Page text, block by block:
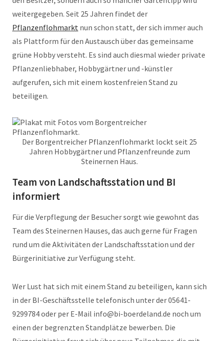
weitergegeben. Seit 25 Jahren findet der
Pflanzenflohmarkt nun schon statt, der sich immer auch
als Plattform für den Austausch über das gemeinsame
grüne Hobby versteht. Es sind auch diesmal wieder private
Pflanzenliebhaber, Hobbygärtner und -künstler
aufgerufen, sich mit einem kostenfreien Stand zu
beteiligen.
Der Borgentreicher Pflanzenflohmarkt lockt seit 25
Jahren Hobbygärtner und Pflanzenfreunde zum
Steinernen Haus.
Team von Landschaftsstation und BI
informiert
Für die Verpflegung der Besucher sorgt wie gewohnt das
Team des Steinernen Hauses, das auch gerne für Fragen
rund um die Aktivitäten der Landschaftsstation und der
Bürgerinitiative zur Verfügung steht.
Wer Lust hat sich mit einem Stand zu beteiligen, kann sich
in der BI-Geschäftsstelle telefonisch unter der 05641-
9299784 oder per E-Mail info@bi-boerdeland.de noch um
einen der begrenzten Standplätze bewerben. Die